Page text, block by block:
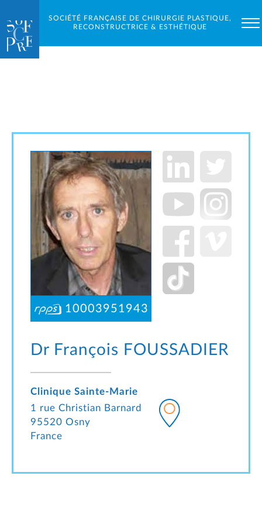
SOCIÉTÉ FRANÇAISE DE CHIRURGIE PLASTIQUE,
RECONSTRUCTRICE & ESTHÉTIQUE
10003951943
Dr François FOUSSADIER
Clinique Sainte-Marie
1 rue Christian Barnard
95520 Osny
France